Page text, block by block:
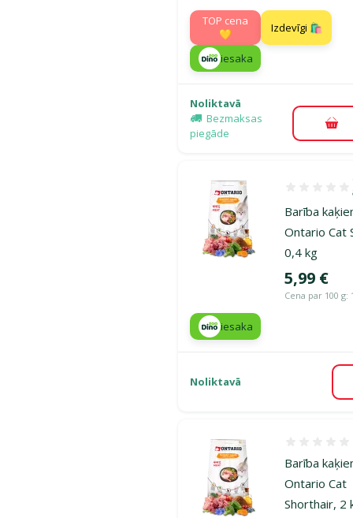
TOP cena
💛
Izdevīgi 🛍️
iesaka
Noliktavā
Bezmaksas
piegāde
Barība
Ontario Cat
0,4 kg
Cena
5,99 €
Cena par 100 g:
iesaka
Noliktavā
Barība
Ontario Cat
Shorthair, 2